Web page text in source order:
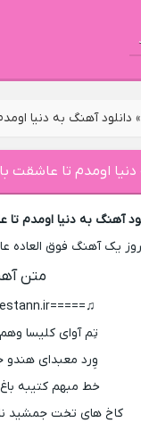
دانلود آهنگ به دنیا
دنیا اومدم تا عاشقت
آهنگ به دنیا اومدم
یک آهنگ فوق العاده
متن
♫=====songestann.ir====♫
تِم آوای کلیسا
وِرد معبدای هندو
خط مبهم کتیبه
کاخ های تخت جمشید